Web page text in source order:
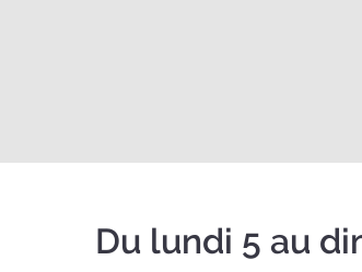
Du lundi 5 au